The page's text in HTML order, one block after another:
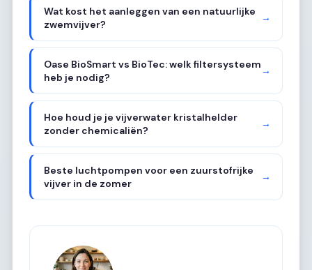
Wat kost het aanleggen van een natuurlijke
zwemvijver?
→
Oase BioSmart vs BioTec: welk filtersysteem
heb je nodig?
→
Hoe houd je je vijverwater kristalhelder
zonder chemicaliën?
→
Beste luchtpompen voor een zuurstofrijke
vijver in de zomer
→